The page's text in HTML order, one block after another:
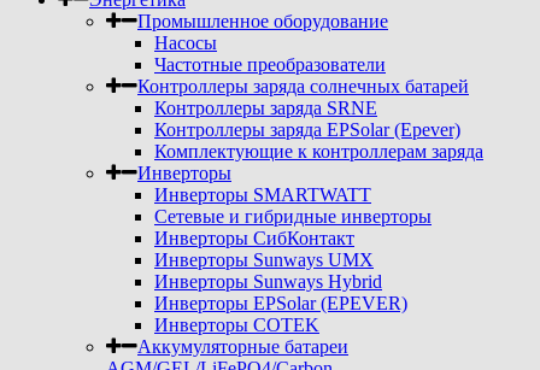
Промышленное оборудование
Насосы
Частотные преобразователи
Контроллеры заряда солнечных батарей
Контроллеры заряда SRNE
Контроллеры заряда EPSolar (Epever)
Комплектующие к контроллерам заряда
Инверторы
Инверторы SMARTWATT
Сетевые и гибридные инверторы
Инверторы СибКонтакт
Инверторы Sunways UMX
Инверторы Sunways Hybrid
Инверторы EPSolar (EPEVER)
Инверторы COTEK
Аккумуляторные батареи